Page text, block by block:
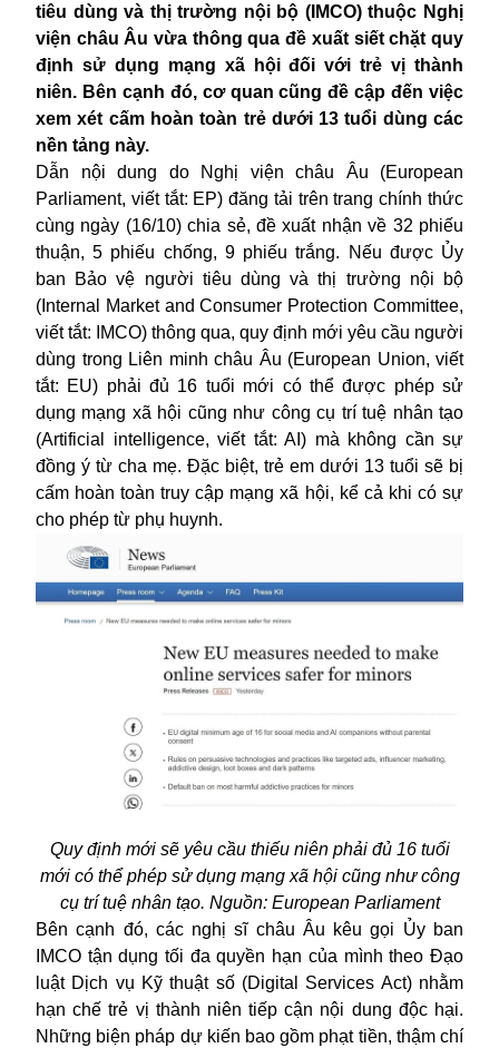
tiêu dùng và thị trường nội bộ (IMCO) thuộc Nghị
viện châu Âu vừa thông qua đề xuất siết chặt quy
định sử dụng mạng xã hội đối với trẻ vị thành
niên. Bên cạnh đó, cơ quan cũng đề cập đến việc
xem xét cấm hoàn toàn trẻ dưới 13 tuổi dùng các
nền tảng này.
Dẫn nội dung do Nghị viện châu Âu (European
Parliament, viết tắt: EP) đăng tải trên trang chính thức
cùng ngày (16/10) chia sẻ, đề xuất nhận về 32 phiếu
thuận, 5 phiếu chống, 9 phiếu trắng. Nếu được Ủy
ban Bảo vệ người tiêu dùng và thị trường nội bộ
(Internal Market and Consumer Protection Committee,
viết tắt: IMCO) thông qua, quy định mới yêu cầu người
dùng trong Liên minh châu Âu (European Union, viết
tắt: EU) phải đủ 16 tuổi mới có thể được phép sử
dụng mạng xã hội cũng như công cụ trí tuệ nhân tạo
(Artificial intelligence, viết tắt: AI) mà không cần sự
đồng ý từ cha mẹ. Đặc biệt, trẻ em dưới 13 tuổi sẽ bị
cấm hoàn toàn truy cập mạng xã hội, kể cả khi có sự
cho phép từ phụ huynh.
Quy định mới sẽ yêu cầu thiếu niên phải đủ 16 tuổi
mới có thể phép sử dụng mạng xã hội cũng như công
cụ trí tuệ nhân tạo. Nguồn: European Parliament
Bên cạnh đó, các nghị sĩ châu Âu kêu gọi Ủy ban
IMCO tận dụng tối đa quyền hạn của mình theo Đạo
luật Dịch vụ Kỹ thuật số (Digital Services Act) nhằm
hạn chế trẻ vị thành niên tiếp cận nội dung độc hại.
Những biện pháp dự kiến bao gồm phạt tiền, thậm chí